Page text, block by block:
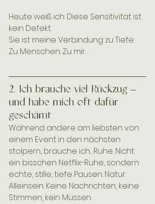
Heute weiß ich: Diese Sensitivität ist
kein Defekt.
Sie ist meine Verbindung zu Tiefe.
Zu Menschen. Zu mir.
2. Ich brauche viel Rückzug –
und habe mich oft dafür
geschämt
Während andere am liebsten von
einem Event in den nächsten
stolpern, brauche ich... Ruhe. Nicht
ein bisschen Netflix-Ruhe, sondern
echte, stille, tiefe Pausen. Natur.
Alleinsein. Keine Nachrichten, keine
Stimmen, kein Müssen.